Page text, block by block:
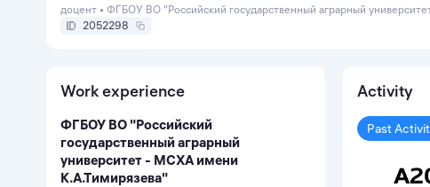
доцент • ФГБОУ ВО "Российский государственный аграрный
2052298
Work experience
ФГБОУ ВО "Российский
государственный аграрный
университет - МСХА имени
К.А.Тимирязева"
Activity
Past